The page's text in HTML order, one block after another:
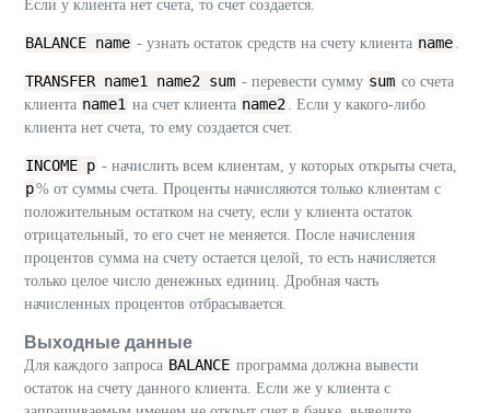
Если у клиента нет счета, то счет создается.
BALANCE name - узнать остаток средств на счету клиента name
TRANSFER name1 name2 sum - перевести сумму sum со счета
клиента name1 на счет клиента name2
. Если у какого-либо
клиента нет счета, то ему создается счет.
INCOME p - начислить всем клиентам, у которых открыты счета,
p% от суммы счета. Проценты начисляются только клиентам с
положительным остатком на счету, если у клиента остаток
отрицательный, то его счет не меняется. После начисления
процентов сумма на счету остается целой, то есть начисляется
только целое число денежных единиц. Дробная часть
начисленных процентов отбрасывается.
Выходные данные
Для каждого запроса BALANCE программа должна вывести
остаток на счету данного клиента. Если же у клиента с